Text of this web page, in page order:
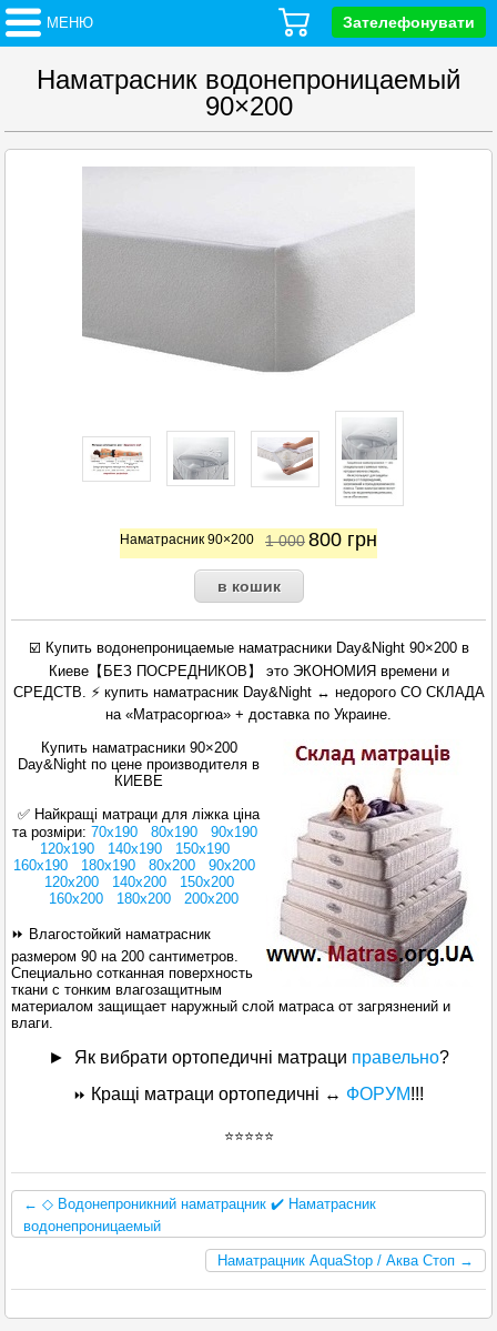
МЕНЮ Зателефонувати
Наматрасник водонепроницаемый
90×200
Наматрасник 90×200 1 000800 грн
☑️ Купить водонепроницаемыенаматрасники Day&Night 90×200 в
Киеве【БЕЗ ПОСРЕДНИКОВ】 это ЭКОНОМИЯ времени и
СРЕДСТВ. ⚡ купить наматрасник Day&Night ↔ недорого СО СКЛАДА
на «Матрасоргюа» + доставка по Украине.
Купить наматрасники 90×200
Day&Night по цене производителя в
КИЕВЕ
✅ Найкращі матраци для ліжка ціна
та розміри: 70х190 80x190
90х190
120x190
140x190
150x190
160x190
180x190 80x200
90x200
120x200
140x200
150x200
160x200
180x200 200x200
⏩ Влагостойкий наматрасник
размером 90 на 200 сантиметров.
Специально сотканная поверхность
ткани с тонким влагозащитным
материалом защищает наружный слой матраса от загрязнений и
влаги.
► Як вибрати ортопедичні матраци правельно?
⏩ Кращі матраци ортопедичні ↔ ФОРУМ!!!
⭐⭐⭐⭐⭐
← ◇ Водонепроникний наматрацник ✔️ Наматрасник
водонепроницаемый
Наматрацник AquaStop / Аква Стоп →